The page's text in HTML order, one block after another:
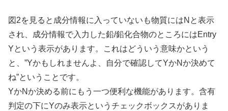
図2を見ると成分情報に入っていないも物質にはNと表示
され、成分情報で入力した鉛/鉛化合物のところにはEntry
Yという表示があります。これはどういう意味かという
と、”Yかもしれませんよ、自分で確認してYかNか決めて
ね”ということです。
YかNか決める前にもう一つ便利な機能があります。含有
判定の下にYのみ表示というチェックボックスがありま